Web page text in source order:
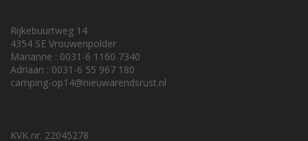
Rijkebuurtweg 14
4354 SE Vrouwenpolder
Marianne : 0031-6 1160 7340
Adriaan : 0031-6 55 967 180
camping-op14@nieuwarendsrust.nl
KVK nr. 22045278